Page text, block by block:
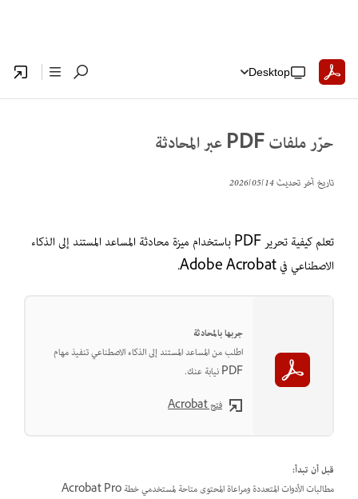
Desktop
حرّر ملفات PDF عبر المحادثة
تاريخ آخر تحديث14‏/05‏/2026
تعلم كيفية تحرير PDF باستخدام ميزة محادثة المساعد المستند إلى الذكاء
الاصطناعي في Adobe Acrobat.
جربها بالمحادثة
اطلب من المساعد المستند إلى الذكاء الاصطناعي تنفيذ مهام
PDF نيابة عنك.
فتح Acrobat
قبل أن تبدأ:
مطالبات الأدوات المتعددة ومراعاة المحتوى متاحة لمستخدمي خطة Acrobat Pro